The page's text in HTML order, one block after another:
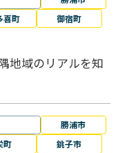
喜町
御宿町
地域のリアルを知
勝浦市
町
銚子市